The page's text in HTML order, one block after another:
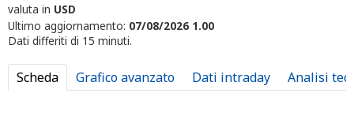
valuta in USD
Ultimo aggiornamento: 07/08/2026 1.00
Dati differiti di 15 minuti.
Scheda Grafico avanzato Dati intraday Analisi